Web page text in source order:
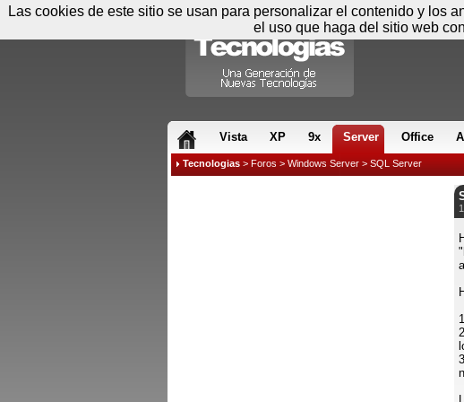
Vista XP 9x Server Office
Tecnologias > Foros > Windows Server > SQL Server
Las cookies de este sitio se usan para personalizar el contenido y los
el uso que haga del sitio web